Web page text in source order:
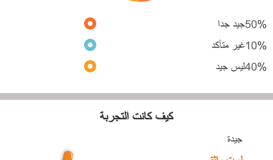
جيد جدا50%
غير متأكد10%
ليس جيد40%
كيف كانت التجربة
جيدة